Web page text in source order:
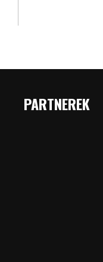
PARTNEREK